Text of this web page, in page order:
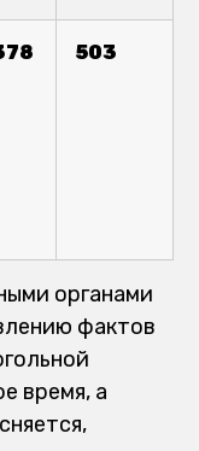
503
органами
фактов
время, а